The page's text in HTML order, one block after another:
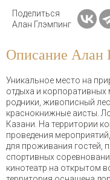
Поделиться
Алан Глэмпинг
Описание Алан
Уникальное место на
отдыха и корпоративных
родники, живописный
краснокнижные аисты.
Казани. На территории
проведения
для проживания гостей,
спортивных
кинотеатр на открытом